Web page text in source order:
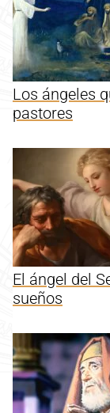
Los ángeles
pastores
El ángel del
sueños